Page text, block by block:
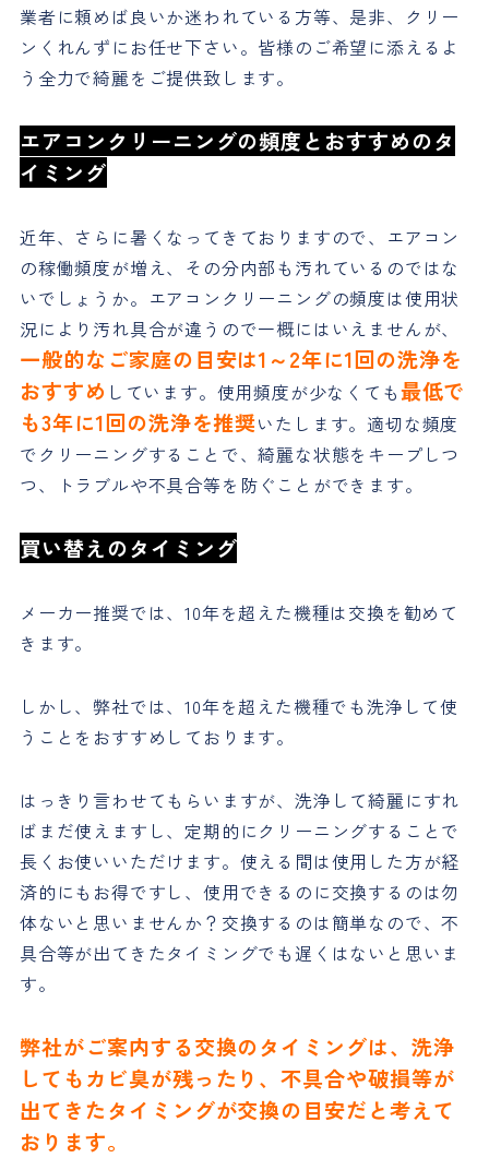
業者に頼めば良いか迷われている方等、是非、クリー
ンくれんずにお任せ下さい。皆様のご希望に添えるよ
う全力で綺麗をご提供致します。
エアコンクリーニングの頻度とおすすめのタ
イミング
近年、さらに暑くなってきておりますので、エアコン
の稼働頻度が増え、その分内部も汚れているのではな
いでしょうか。エアコンクリーニングの頻度は使用状
況により汚れ具合が違うので一概にはいえませんが、
一般的なご家庭の目安は1～2年に1回の洗浄を
おすすめ しています。使用頻度が少なくても最低で
も3年に1回の洗浄を推奨いたします。適切な頻度
でクリーニングすることで、綺麗な状態をキープしつ
つ、トラブルや不具合等を防ぐことができます。
買い替えのタイミング
メーカー推奨では、10年を超えた機種は交換を勧めて
きます。
しかし、弊社では、10年を超えた機種でも洗浄して使
うことをおすすめしております。
はっきり言わせてもらいますが、洗浄して綺麗にすれ
ばまだ使えますし、定期的にクリーニングすることで
長くお使いいただけます。使える間は使用した方が経
済的にもお得ですし、使用できるのに交換するのは勿
体ないと思いませんか？交換するのは簡単なので、不
具合等が出てきたタイミングでも遅くはないと思いま
す。
弊社がご案内する交換のタイミングは、洗浄
してもカビ臭が残ったり、不具合や破損等が
出てきたタイミングが交換の目安だと考えて
おります。